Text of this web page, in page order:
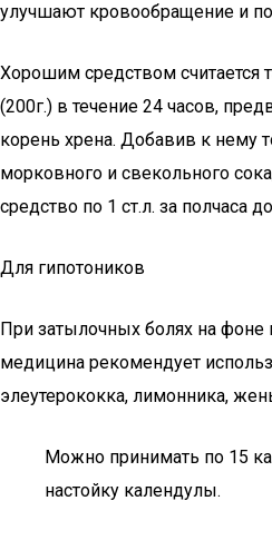
улучшают кровообращение и
Хорошим средством считается
(200г.) в течение 24 часов,
корень хрена. Добавив к нему
морковного и свекольного
средство по 1 ст.л. за полчаса
Для гипотоников
При затылочных болях на фоне
медицина рекомендует
элеутерококка, лимонника,
Можно принимать по 15
настойку календулы.